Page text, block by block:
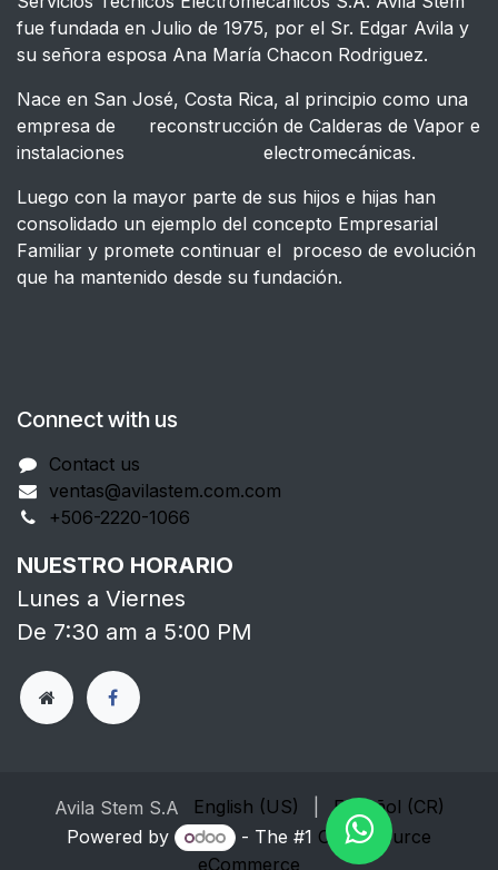
fue fundada en Julio de 1975, por el Sr. Edgar Avila y
su señora esposa Ana María Chacon Rodriguez.
Nace en San José, Costa Rica, al principio como una
empresa de reconstrucción de Calderas de Vapor e
instalaciones electromecánicas.
Luego con la mayor parte de sus hijos e hijas han
consolidado un ejemplo del concepto Empresarial
Familiar y promete continuar el proceso de evolución
que ha mantenido desde su fundación.
Connect with us
Contact us
ventas@avilastem.com.com
+506-2220-1066
NUESTRO HORARIO
Lunes a Viernes
De 7:30 am a 5:00 PM
Avila Stem S.A English (US)
Español (CR)
Powered by
- The #1 Open Source
eCommerce